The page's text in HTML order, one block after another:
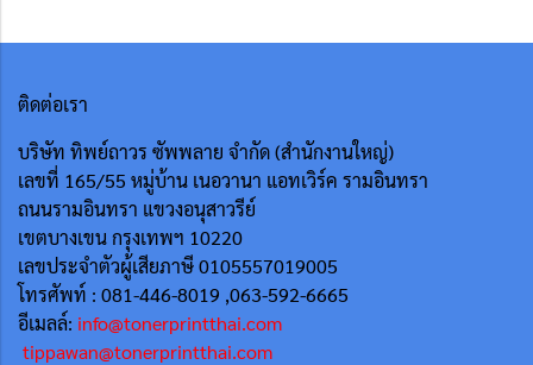
ติดต่อเรา
บริษัท ทิพย์ถาวร ซัพพลาย จำกัด (สำนักงานใหญ่)
เลขที่ 165/55 หมู่บ้าน เนอวานา แอทเวิร์ค รามอินทรา
ถนนรามอินทรา แขวงอนุสาวรีย์
เขตบางเขน กรุงเทพฯ 10220
เลขประจำตัวผู้เสียภาษี 0105557019005
โทรศัพท์ : 081-446-8019 ,063-592-6665
อีเมลล์: info@tonerprintthai.com
tippawan@tonerprintthai.com